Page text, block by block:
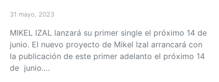
Posted on
31 mayo, 2023
MIKEL IZAL lanzará su primer single el próximo 14 de
junio. El nuevo proyecto de Mikel Izal arrancará con
la publicación de este primer adelanto el próximo 14
de junio.…